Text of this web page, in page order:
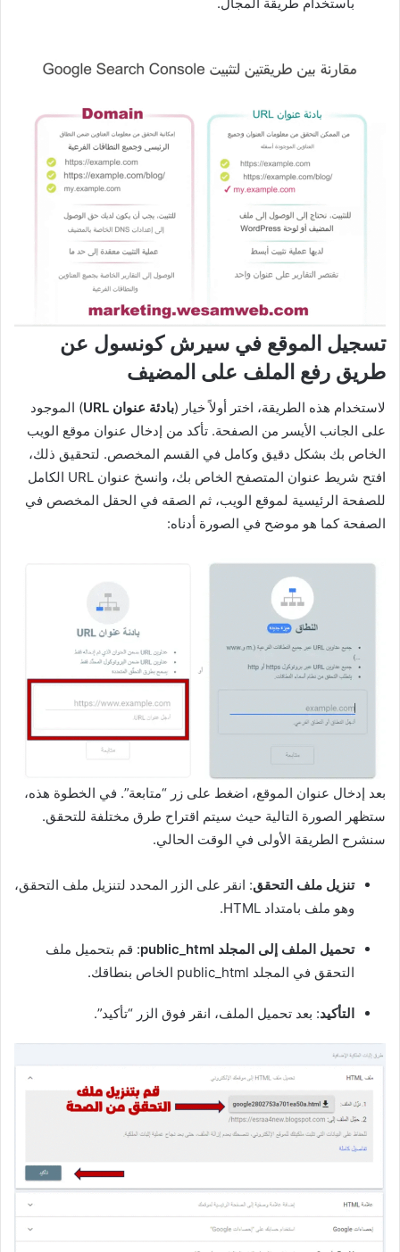
تسجيل الموقع في سيرش كونسول عن
طريق رفع الملف على المضيف
لاستخدام هذه الطريقة، اختر أولاً خيار (بادئة عنوان URL
) الموجود
على الجانب الأيسر من الصفحة. تأكد من إدخال عنوان موقع الويب
الخاص بك بشكل دقيق وكامل في القسم المخصص. لتحقيق ذلك،
افتح شريط عنوان المتصفح الخاص بك، وانسخ عنوان URL الكامل
للصفحة الرئيسية لموقع الويب، ثم الصقه في الحقل المخصص في
الصفحة كما هو موضح في الصورة أدناه:
بعد إدخال عنوان الموقع، اضغط على زر “متابعة”. في الخطوة هذه،
ستظهر الصورة التالية حيث سيتم اقتراح طرق مختلفة للتحقق.
سنشرح الطريقة الأولى في الوقت الحالي.
تنزيل ملف التحقق: انقر على الزر المحدد لتنزيل ملف التحقق،
وهو ملف بامتداد HTML.
تحميل الملف إلى المجلد public_html
: قم بتحميل ملف
التحقق في المجلد public_html الخاص بنطاقك.
التأكيد: بعد تحميل الملف، انقر فوق الزر “تأكيد”.